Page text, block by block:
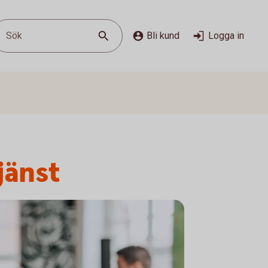
Sök Bli kund Logga in